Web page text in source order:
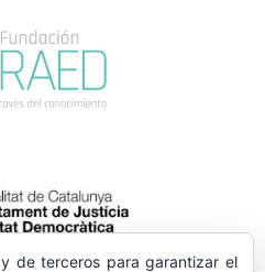
de terceros para garantizar el